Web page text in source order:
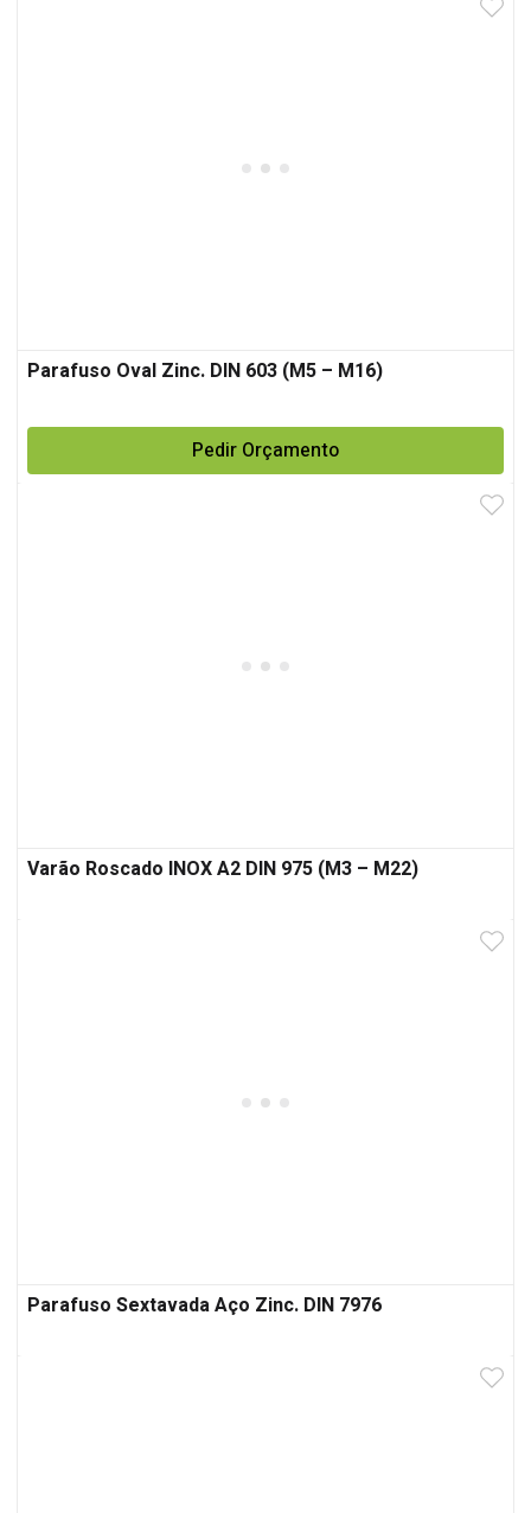
Parafuso Oval Zinc. DIN 603 (M5 – M16)
Pedir Orçamento
Varão Roscado INOX A2 DIN 975 (M3 – M22)
Parafuso Sextavada Aço Zinc. DIN 7976